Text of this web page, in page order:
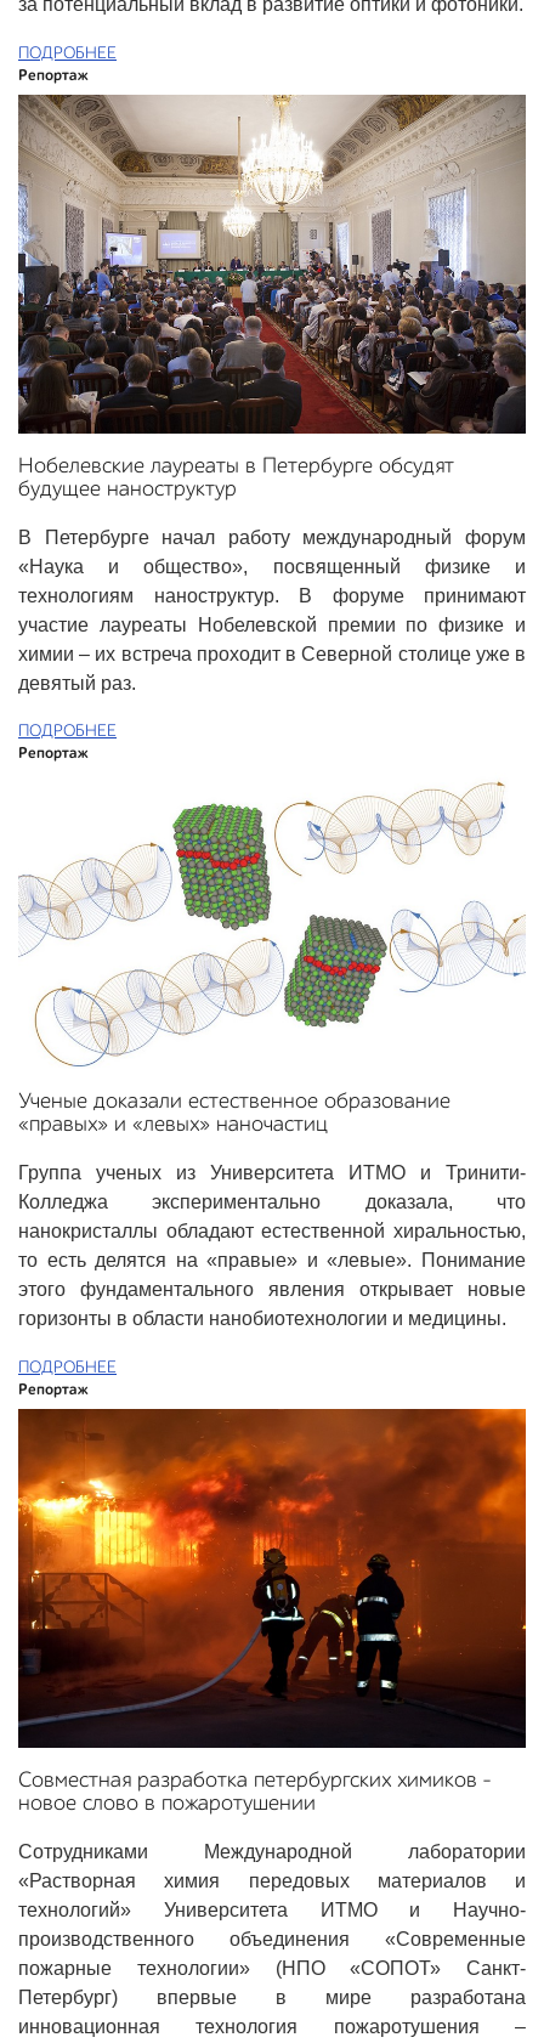
ПОДРОБНЕЕ
Репортаж
Нобелевские лауреаты в Петербурге обсудят
будущее наноструктур
В Петербурге начал работу международный форум
«Наука и общество», посвященный физике и
технологиям наноструктур. В форуме принимают
участие лауреаты Нобелевской премии по физике и
химии – их встреча проходит в Северной столице уже в
девятый раз.
ПОДРОБНЕЕ
Репортаж
Ученые доказали естественное образование
«правых» и «левых» наночастиц
Группа ученых из Университета ИТМО и Тринити-
Колледжа экспериментально доказала, что
нанокристаллы обладают естественной хиральностью,
то есть делятся на «правые» и «левые». Понимание
этого фундаментального явления открывает новые
горизонты в области нанобиотехнологии и медицины.
ПОДРОБНЕЕ
Репортаж
Совместная разработка петербургских химиков –
новое слово в пожаротушении
Сотрудниками Международной лаборатории
«Растворная химия передовых материалов и
технологий» Университета ИТМО и Научно-
производственного объединения «Современные
пожарные технологии» (НПО «СОПОТ» Санкт-
Петербург) впервые в мире разработана
инновационная технология пожаротушения –